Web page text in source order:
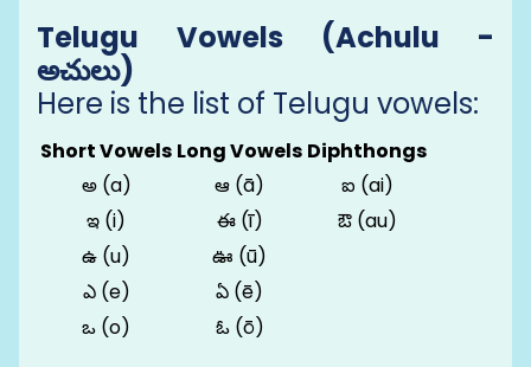
Telugu Vowels (Achulu -
అచులు)
Here is the list of Telugu vowels:
Short Vowels Long Vowels Diphthongs
అ (a)
ఆ (ā)
ఐ (ai)
ఇ (i)
ఈ (ī)
ఔ (au)
ఉ (u)
ఊ (ū)
ఎ (e)
ఏ (ē)
ఒ (o)
ఓ (ō)